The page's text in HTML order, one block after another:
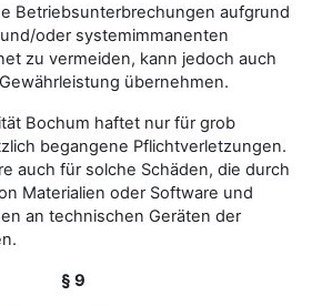
Betriebsunterbrechungen aufgrund
oder systemimmanenten
zu vermeiden, kann jedoch auch
übernehmen.
Bochum haftet nur für grob
begangene Pflichtverletzungen.
auch für solche Schäden, die durch
Materialien oder Software und
an technischen Geräten der
§ 9